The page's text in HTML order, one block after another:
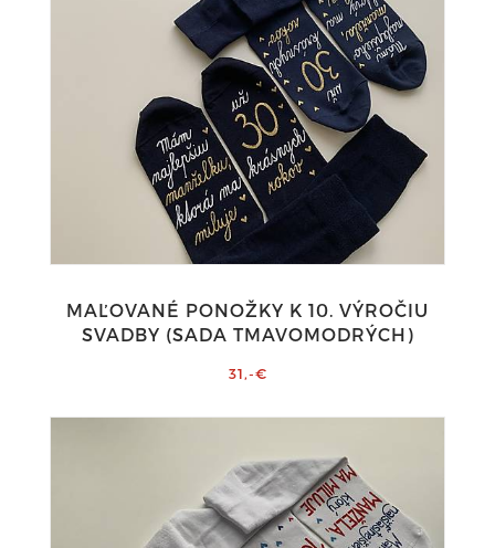
MAĽOVANÉ PONOŽKY K 10. VÝROČIU
SVADBY (SADA TMAVOMODRÝCH)
31,-€